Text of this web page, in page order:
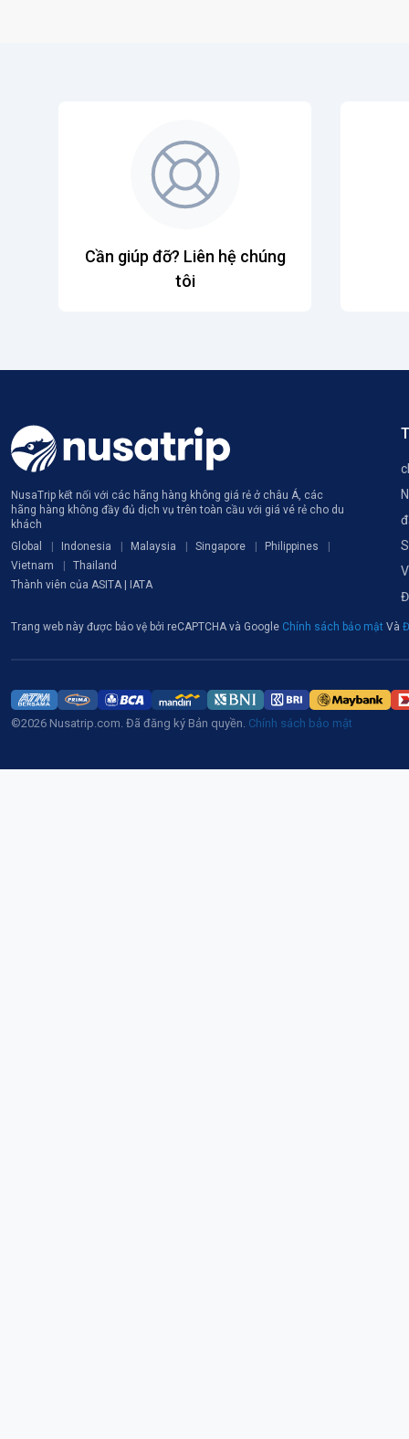
Cần giúp đỡ? Liên hệ chúng
tôi
NusaTrip kết nối với các hãng hàng không giá rẻ ở châu Á, các
hãng hàng không đầy đủ dịch vụ trên toàn cầu với giá vé rẻ cho du
khách
Global
Indonesia Malaysia Singapore
Philippines
Vietnam
Thailand
Thành viên của ASITA | IATA
Trang web này được bảo vệ bởi reCAPTCHA và Google Chính sách bảo mật Và
©2026 Nusatrip.com. Đã đăng ký Bản quyền. Chính sách bảo mật